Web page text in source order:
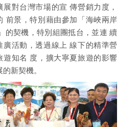
對台灣市場的宣 傳營銷力度，
前景，特別藉由參加「海峽兩岸
的契機，特別組團抵台，並連 續
廣活動，透過線上 線下的精準營
遊知名 度，擴大寧夏旅遊的影響
新契機。